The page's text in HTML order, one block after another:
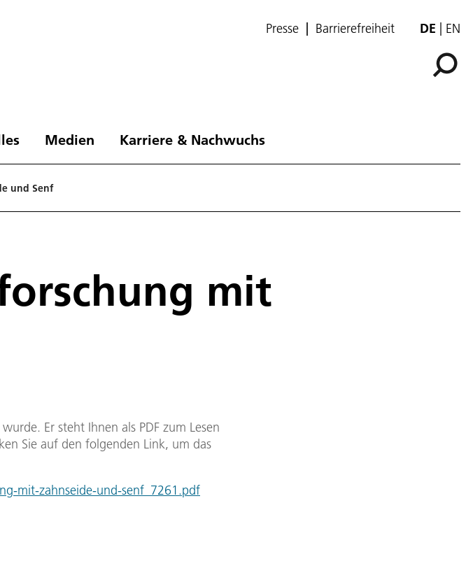
Presse Barrierefreiheit DE EN
Medien Karriere & Nachwuchs
und Senf
mit
Er steht Ihnen als PDF zum Lesen
Sie auf den folgenden Link, um das
mit-zahnseide-und-senf_7261.pdf